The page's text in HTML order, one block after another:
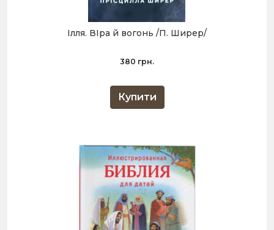
Ілля. ВІра й вогонь /П. Ширер/
380 грн.
Купити